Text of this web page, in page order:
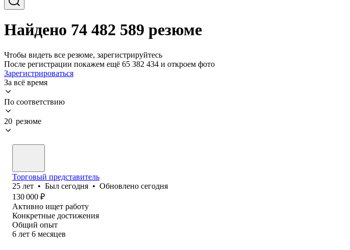
Найдено 74 482 589 резюме
Чтобы видеть все резюме, зарегистрируйтесь
После регистрации покажем ещё 65 382 434 и откроем фото
Зарегистрироваться
За всё время
По соответствию
20 резюме
Торговый представитель
25 лет • Был сегодня • Обновлено сегодня
130 000 ₽
Активно ищет работу
Конкретные достижения
Общий опыт
6 лет 6 месяцев